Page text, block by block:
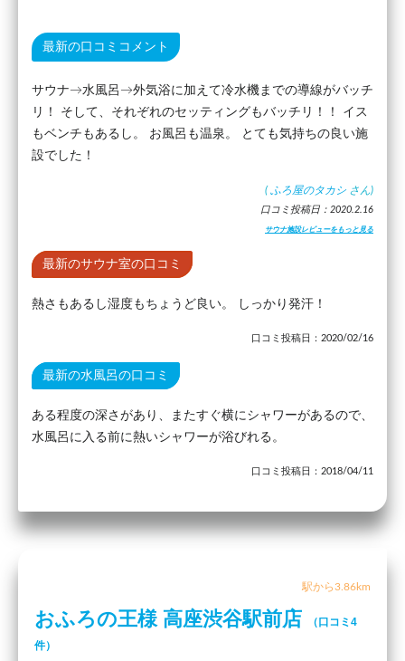
最新の口コミコメント
サウナ→水風呂→外気浴に加えて冷水機までの導線がバッチ
リ！ そして、それぞれのセッティングもバッチリ！！ イス
もベンチもあるし。 お風呂も温泉。 とても気持ちの良い施
設でした！
( ふろ屋のタカシ さん)
口コミ投稿日：2020.2.16
サウナ施設レビューをもっと見る
最新のサウナ室の口コミ
熱さもあるし湿度もちょうど良い。 しっかり発汗！
口コミ投稿日：2020/02/16
最新の水風呂の口コミ
ある程度の深さがあり、またすぐ横にシャワーがあるので、
水風呂に入る前に熱いシャワーが浴びれる。
口コミ投稿日：2018/04/11
駅から3.86km
おふろの王様 高座渋谷駅前店
（口コミ4
件）